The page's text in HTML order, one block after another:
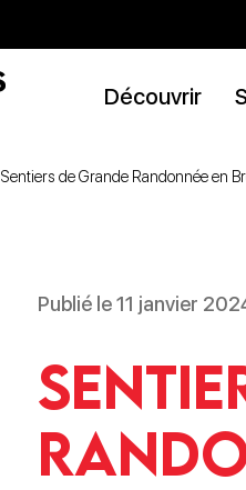
Découvrir
Sentiers de Grande Randonnée en
Publié le 11 janvier